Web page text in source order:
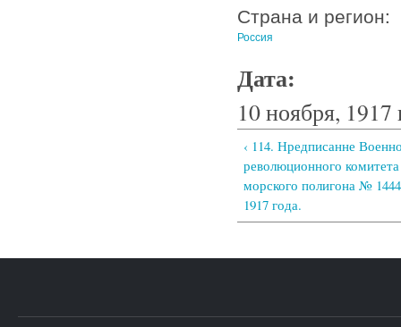
Страна и регион:
Россия
Дата:
10 ноября, 1917
‹ 114. Нредписанне
революционного
морского полигона №
1917 года.